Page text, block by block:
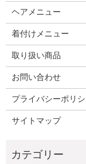
ヘアメニュー
着付けメニュー
取り扱い商品
お問い合わせ
プライバシーポリ
サイトマップ